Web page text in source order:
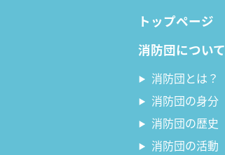
トップページ
消防団について
消防団とは？
消防団の身分
消防団の歴史
消防団の活動